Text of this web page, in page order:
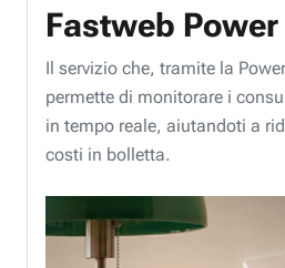
Fastweb
Il servizio che, tramite la
permette di monitorare i
in tempo reale, aiutandoti a
costi in bolletta.